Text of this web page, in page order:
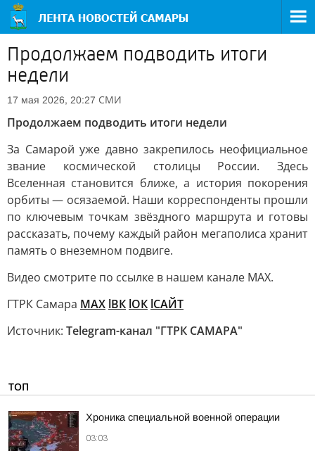
Продолжаем подводить итоги
недели
17 мая 2026, 20:27 СМИ
Продолжаем подводить итоги недели
За Самарой уже давно закрепилось неофициальное
звание космической столицы России. Здесь
Вселенная становится ближе, а история покорения
орбиты — осязаемой. Наши корреспонденты прошли
по ключевым точкам звёздного маршрута и готовы
рассказать, почему каждый район мегаполиса хранит
память о внеземном подвиге.
Видео смотрите по ссылке в нашем канале МАХ.
ГТРК Самара MAX lВК lОК lСАЙТ
Источник: Telegram-канал "ГТРК САМАРА"
ТОП
Хроника специальной военной операции
03:03